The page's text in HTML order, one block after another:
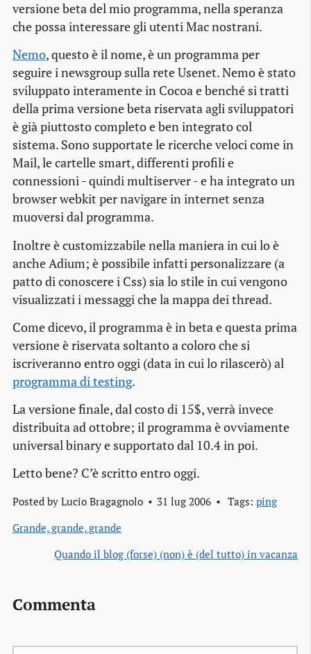
versione beta del mio programma, nella speranza
che possa interessare gli utenti Mac nostrani.
Nemo, questo è il nome, è un programma per
seguire i newsgroup sulla rete Usenet. Nemo è stato
sviluppato interamente in Cocoa e benché si tratti
della prima versione beta riservata agli sviluppatori
è già piuttosto completo e ben integrato col
sistema. Sono supportate le ricerche veloci come in
Mail, le cartelle smart, differenti profili e
connessioni - quindi multiserver - e ha integrato un
browser webkit per navigare in internet senza
muoversi dal programma.
Inoltre è customizzabile nella maniera in cui lo è
anche Adium; è possibile infatti personalizzare (a
patto di conoscere i Css) sia lo stile in cui vengono
visualizzati i messaggi che la mappa dei thread.
Come dicevo, il programma è in beta e questa prima
versione è riservata soltanto a coloro che si
iscriveranno entro oggi (data in cui lo rilascerò) al
programma di testing.
La versione finale, dal costo di 15$, verrà invece
distribuita ad ottobre; il programma è ovviamente
universal binary e supportato dal 10.4 in poi.
Letto bene? C’è scrittoentro oggi.
Posted by Lucio Bragagnolo 31 lug 2006 Tags: ping
Grande, grande, grande
Quando il blog (forse) (non) è (del tutto) in vacanza
Commenta